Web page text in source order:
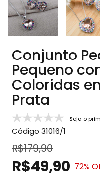
Conjunto
Pequeno
Coloridas
Prata
Seja o
Código 31016/1
R$179,90
R$49,90 72%